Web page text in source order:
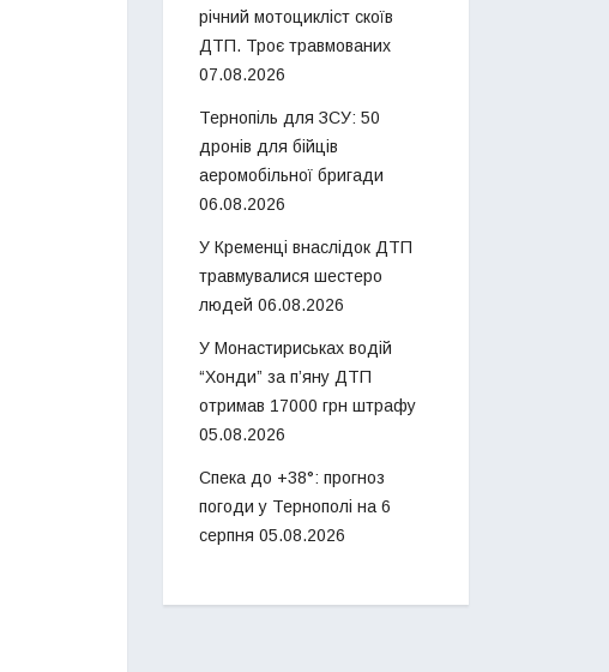
річний мотоцикліст скоїв
ДТП. Троє травмованих
07.08.2026
Тернопіль для ЗСУ: 50
дронів для бійців
аеромобільної бригади
06.08.2026
У Кременці внаслідок ДТП
травмувалися шестеро
людей 06.08.2026
У Монастириськах водій
“Хонди” за п’яну ДТП
отримав 17000 грн штрафу
05.08.2026
Спека до +38°: прогноз
погоди у Тернополі на 6
серпня 05.08.2026